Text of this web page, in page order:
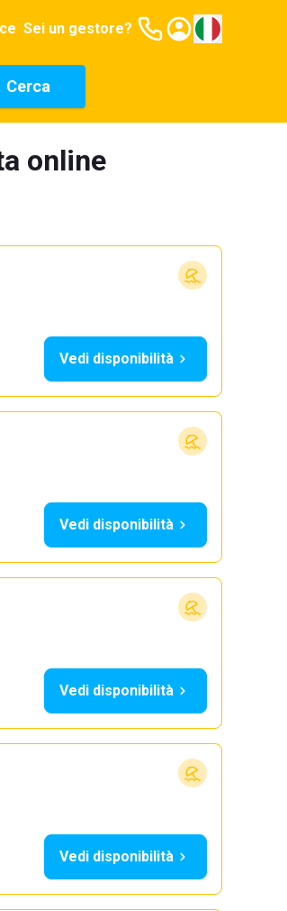
Sei un gestore?
Cerca
online
Vedi disponibilità
Vedi disponibilità
Vedi disponibilità
Vedi disponibilità